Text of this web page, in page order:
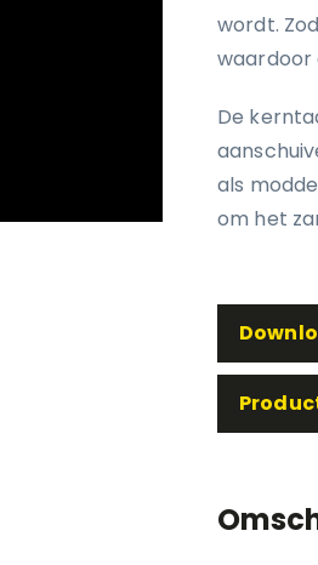
wordt.
waardoor
De
als
om het